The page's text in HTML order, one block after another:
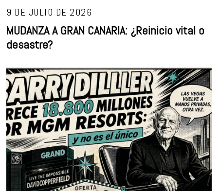
9 DE JULIO DE 2026
MUDANZA A GRAN CANARIA: ¿Reinicio vital o
desastre?